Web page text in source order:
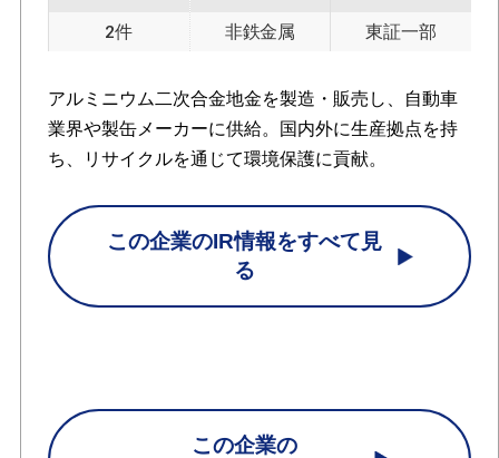
2件 非鉄金属 東証一部
アルミニウム二次合金地金を製造・販売し、自動車
業界や製缶メーカーに供給。国内外に生産拠点を持
ち、リサイクルを通じて環境保護に貢献。
この企業のIR情報をすべて見
る
この企業の